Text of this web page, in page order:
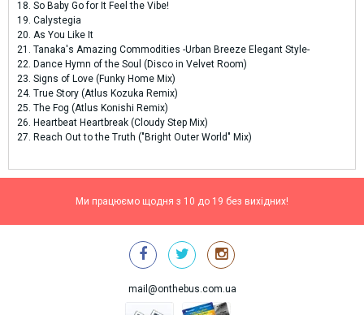
18. So Baby Go for It Feel the Vibe!
19. Calystegia
20. As You Like It
21. Tanaka's Amazing Commodities -Urban Breeze Elegant Style-
22. Dance Hymn of the Soul (Disco in Velvet Room)
23. Signs of Love (Funky Home Mix)
24. True Story (Atlus Kozuka Remix)
25. The Fog (Atlus Konishi Remix)
26. Heartbeat Heartbreak (Cloudy Step Mix)
27. Reach Out to the Truth ("Bright Outer World" Mix)
Ми працюємо щодня з 10 до 19 без вихідних!
mail@onthebus.com.ua